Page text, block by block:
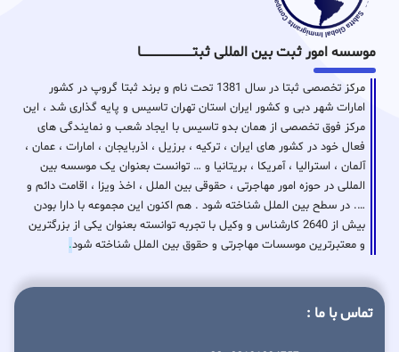
موسسه امور ثبت بین المللی ثبتـــــــــــــــــــــــــــــا
مرکز تخصصی ثبتا در سال 1381 تحت نام و برند ثبتا گروپ در کشور
امارات شهر دبی و کشور ایران استان تهران تاسیس و پایه گذاری شد ، این
مرکز فوق تخصصی از همان بدو تاسیس با ایجاد شعب و نمایندگی های
فعال خود در کشور های ایران ، ترکیه ، برزیل ، اذربایجان ، امارات ، عمان ،
آلمان ، استرالیا ، آمریکا ، بریتانیا و … توانست بعنوان یک موسسه بین
المللی در حوزه امور مهاجرتی ، حقوقی بین الملل ، اخذ ویزا ، اقامت دائم و
…. در سطح بین الملل شناخته شود . هم اکنون این مجموعه با دارا بودن
بیش از 2640 کارشناس و وکیل با تجربه توانسته بعنوان یکی از بزرگترین
و معتبرترین موسسات مهاجرتی و حقوق بین الملل شناخته شود.
تماس با ما :